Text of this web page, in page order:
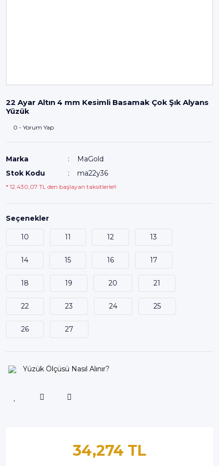
22 Ayar Altın 4 mm Kesimli Basamak Çok Şık Alyans
Yüzük
0 - Yorum Yap
Marka
MaGold
Stok Kodu
ma22y36
* 12.430,07 TL den başlayan taksitlerle!!
Seçenekler
10 11 12 13
14 15 16 17
18 19 20 21
22 23 24 25
26 27
Yüzük Ölçüsü Nasıl Alınır?
34,274 TL